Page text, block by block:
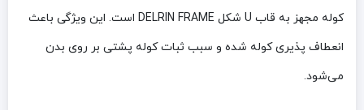
کوله مجهز به قاب U شکل DELRIN FRAME است. این ویژگی باعث
انعطاف پذیری کوله شده و سبب ثبات کوله پشتی بر روی بدن
می‌شود.